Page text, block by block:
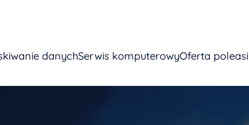
danychSerwis komputerowyOferta